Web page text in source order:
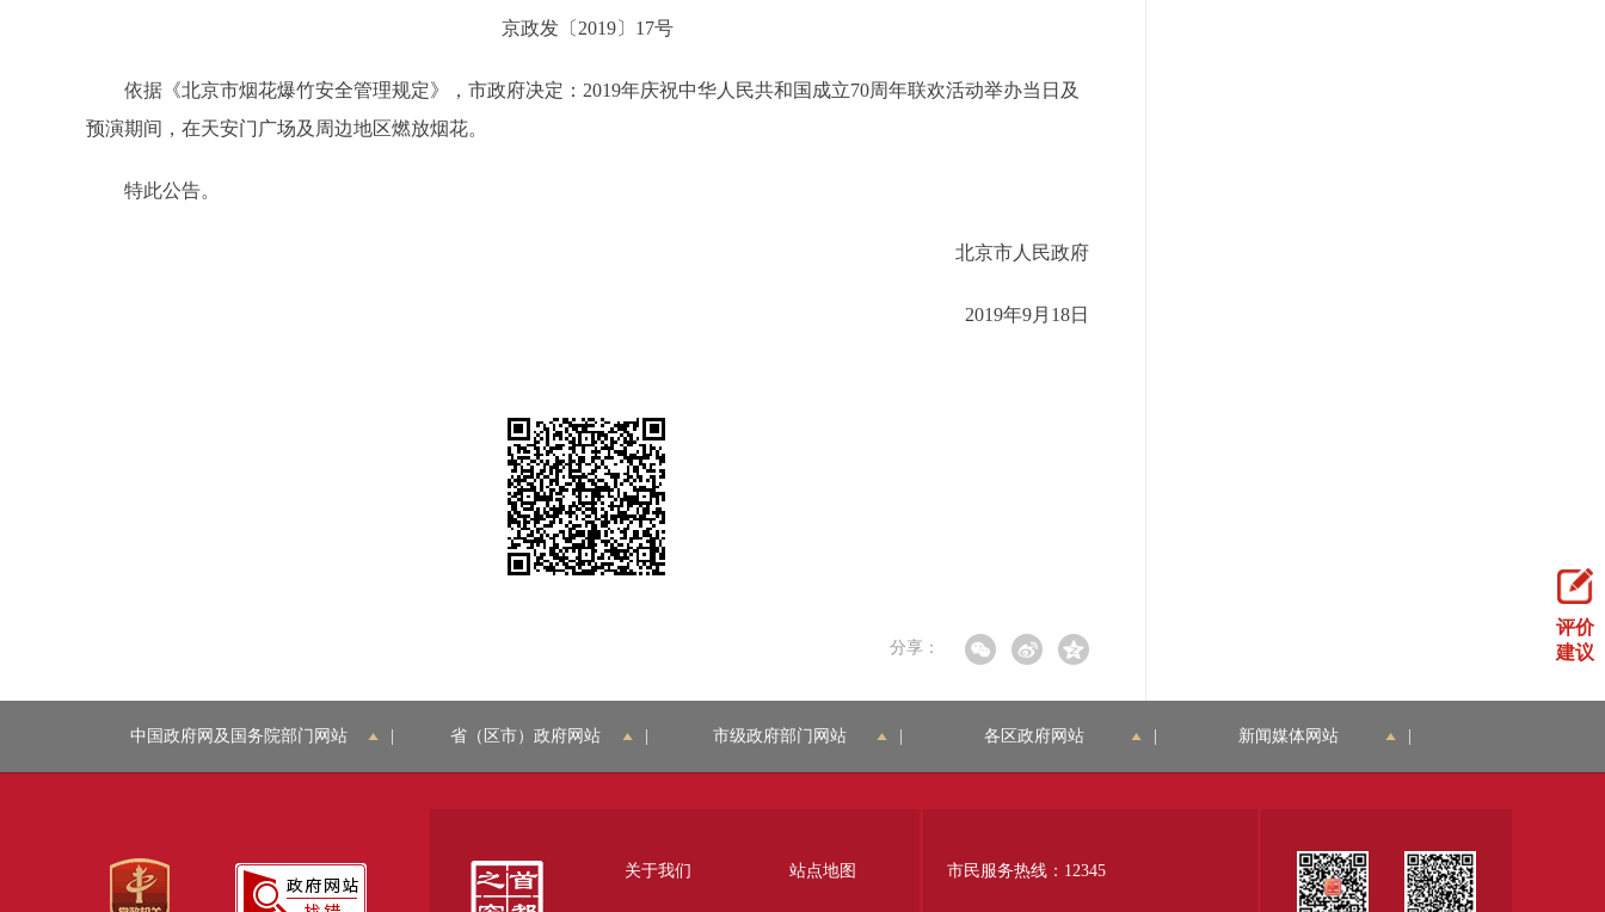
京政发〔2019〕17号
依据《北京市烟花爆竹安全管理规定》，市政府决定：2019年庆祝中华人民共和国成立70周年联欢活动举办当日及
预演期间，在天安门广场及周边地区燃放烟花。
特此公告。
北京市人民政府
2019年9月18日
分享：
评价
建议
中国政府网及国务院部门网站 省（区市）政府网站 市级政府部门网站 各区政府网站 新闻媒体网站
关于我们 站点地图 市民服务热线：12345